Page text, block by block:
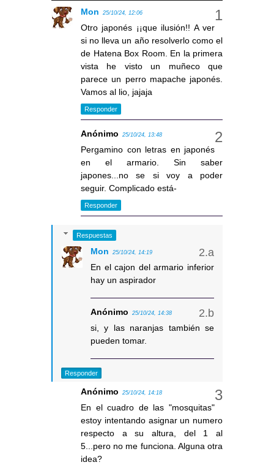
Mon 25/10/24, 12:06
Otro japonés ¡¡que ilusión!! A ver
si no lleva un año resolverlo como el
de Hatena Box Room. En la primera
vista he visto un muñeco que
parece un perro mapache japonés.
Vamos al lio, jajaja
Responder
Anónimo 25/10/24, 13:48
Pergamino con letras en japonés
en el armario. Sin saber
japones...no se si voy a poder
seguir. Complicado está-
Responder
Respuestas
Mon 25/10/24, 14:19
En el cajon del armario inferior
hay un aspirador
Anónimo 25/10/24, 14:38
si, y las naranjas también se
pueden tomar.
Responder
Anónimo 25/10/24, 14:18
En el cuadro de las "mosquitas"
estoy intentando asignar un numero
respecto a su altura, del 1 al
5...pero no me funciona. Alguna otra
idea?